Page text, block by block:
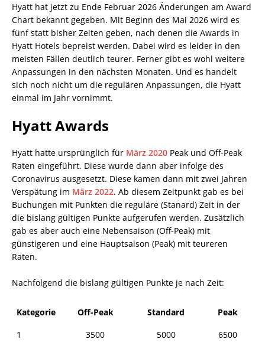
Hyatt hat jetzt zu Ende Februar 2026 Änderungen am Award
Chart bekannt gegeben. Mit Beginn des Mai 2026 wird es
fünf statt bisher Zeiten geben, nach denen die Awards in
Hyatt Hotels bepreist werden. Dabei wird es leider in den
meisten Fällen deutlich teurer. Ferner gibt es wohl weitere
Anpassungen in den nächsten Monaten. Und es handelt
sich noch nicht um die regulären Anpassungen, die Hyatt
einmal im Jahr vornimmt.
Hyatt Awards
Hyatt hatte ursprünglich für März 2020 Peak und Off-Peak
Raten eingeführt. Diese wurde dann aber infolge des
Coronavirus ausgesetzt. Diese kamen dann mit zwei Jahren
Verspätung im März 2022. Ab diesem Zeitpunkt gab es bei
Buchungen mit Punkten die reguläre (Stanard) Zeit in der
die bislang gültigen Punkte aufgerufen werden. Zusätzlich
gab es aber auch eine Nebensaison (Off-Peak) mit
günstigeren und eine Hauptsaison (Peak) mit teureren
Raten.
Nachfolgend die bislang gültigen Punkte je nach Zeit:
Kategorie Off-Peak Standard
Peak
1
3500 5000
6500